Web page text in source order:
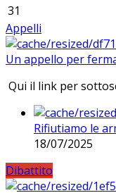
31
Appelli
Un appello per
Qui il link per
Rifiutiamo le
18/07/2025
Dibattito